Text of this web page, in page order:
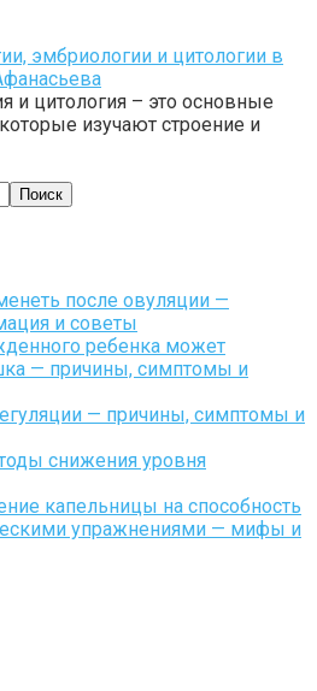
эмбриологии и цитологии в
и цитология – это основные
изучают строение и
Поиск
после овуляции —
и советы
ребенка может
— причины, симптомы и
— причины, симптомы и
снижения уровня
капельницы на способность
упражнениями — мифы и